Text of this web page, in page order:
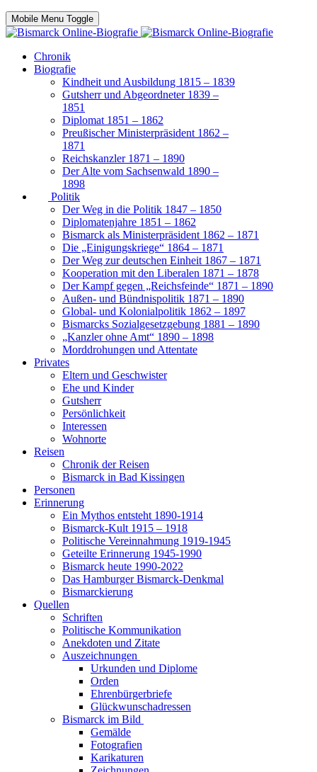
Mobile Menu Toggle
Chronik
Biografie
Kindheit und Ausbildung 1815 – 1839
Gutsherr und Abgeordneter 1839 –
1851
Diplomat 1851 – 1862
Preußischer Ministerpräsident 1862 –
1871
Reichskanzler 1871 – 1890
Der Alte vom Sachsenwald 1890 –
1898
Politik
Der Weg in die Politik 1847 – 1850
Diplomatenjahre 1851 – 1862
Bismarck als Ministerpräsident 1862 – 1871
Die „Einigungskriege“ 1864 – 1871
Der Weg zur deutschen Einheit 1867 – 1871
Kooperation mit den Liberalen 1871 – 1878
Der Kampf gegen „Reichsfeinde“ 1871 – 1890
Außen- und Bündnispolitik 1871 – 1890
Global- und Kolonialpolitik 1862 – 1897
Bismarcks Sozialgesetzgebung 1881 – 1890
„Kanzler ohne Amt“ 1890 – 1898
Morddrohungen und Attentate
Privates
Eltern und Geschwister
Ehe und Kinder
Gutsherr
Persönlichkeit
Interessen
Wohnorte
Reisen
Chronik der Reisen
Bismarck in Bad Kissingen
Personen
Erinnerung
Ein Mythos entsteht 1890-1914
Bismarck-Kult 1915 – 1918
Politische Vereinnahmung 1919-1945
Geteilte Erinnerung 1945-1990
Bismarck heute 1990-2022
Das Hamburger Bismarck-Denkmal
Bismarckierung
Quellen
Schriften
Politische Kommunikation
Anekdoten und Zitate
Auszeichnungen
Urkunden und Diplome
Orden
Ehrenbürgerbriefe
Glückwunschadressen
Bismarck im Bild
Gemälde
Fotografien
Karikaturen